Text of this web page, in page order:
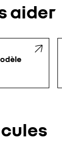
aider